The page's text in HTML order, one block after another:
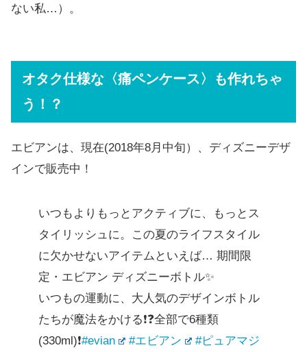
ない私…）。
オタク仕様な〈痛ペンケース〉も作れちゃ
う！？
エビアンは、現在(2018年8月中旬）、ディズニーデザ
インで販売中！
いつもよりもっとアクティブに、もっとス
タイリッシュに。この夏のライフスタイル
に欠かせないアイテムといえば… 期間限
定・エビアン ディズニーボトル✨
いつもの運動に、大人気のデザインボトル
たちが魔法をかける❗❓全部で6種類
(330ml)❗#evian #エビアン
#ピュアマジ